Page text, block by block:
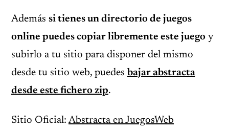
Además si tienes un directorio de juegos
online puedes copiar libremente este juego y
subirlo a tu sitio para disponer del mismo
desde tu sitio web, puedes bajar abstracta
desde este fichero zip.
Sitio Oficial: Abstracta en JuegosWeb